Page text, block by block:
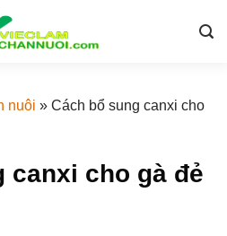
nuôi » Cách bổ sung canxi cho
canxi cho gà đẻ